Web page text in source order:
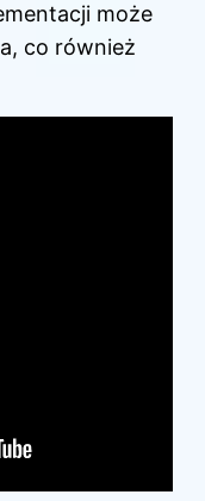
może
co również